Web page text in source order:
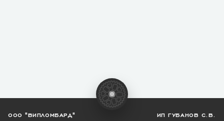
ООО "ВИПЛОМБАРД" ИП ГУБАНОВ С.В.